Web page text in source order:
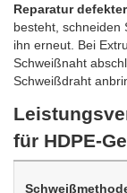
Reparatur
besteht, schneiden
ihn erneut. Bei
Schweißnaht
Schweißdraht
für HDPE-